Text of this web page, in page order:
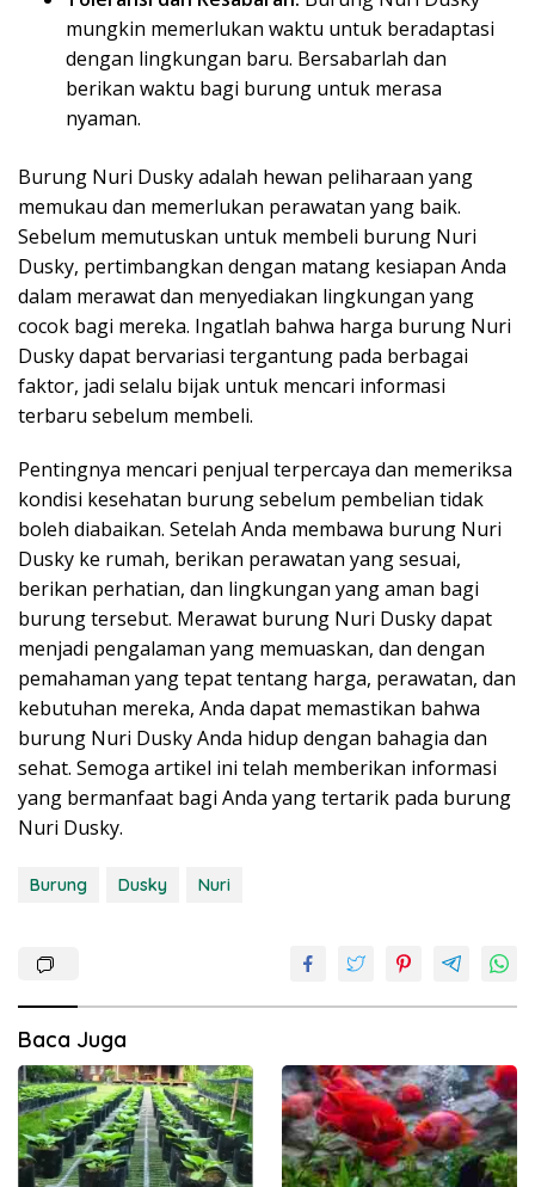
mungkin memerlukan waktu untuk beradaptasi
dengan lingkungan baru. Bersabarlah dan
berikan waktu bagi burung untuk merasa
nyaman.
Burung Nuri Dusky adalah hewan peliharaan yang
memukau dan memerlukan perawatan yang baik.
Sebelum memutuskan untuk membeli burung Nuri
Dusky, pertimbangkan dengan matang kesiapan Anda
dalam merawat dan menyediakan lingkungan yang
cocok bagi mereka. Ingatlah bahwa harga burung Nuri
Dusky dapat bervariasi tergantung pada berbagai
faktor, jadi selalu bijak untuk mencari informasi
terbaru sebelum membeli.
Pentingnya mencari penjual terpercaya dan memeriksa
kondisi kesehatan burung sebelum pembelian tidak
boleh diabaikan. Setelah Anda membawa burung Nuri
Dusky ke rumah, berikan perawatan yang sesuai,
berikan perhatian, dan lingkungan yang aman bagi
burung tersebut. Merawat burung Nuri Dusky dapat
menjadi pengalaman yang memuaskan, dan dengan
pemahaman yang tepat tentang harga, perawatan, dan
kebutuhan mereka, Anda dapat memastikan bahwa
burung Nuri Dusky Anda hidup dengan bahagia dan
sehat. Semoga artikel ini telah memberikan informasi
yang bermanfaat bagi Anda yang tertarik pada burung
Nuri Dusky.
Burung Dusky Nuri
Baca Juga